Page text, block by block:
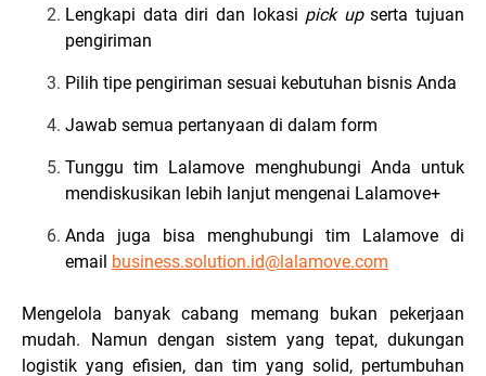
Lengkapi data diri dan lokasi pick upserta tujuan
pengiriman
Pilih tipe pengiriman sesuai kebutuhan bisnis Anda
Jawab semua pertanyaan di dalam form
Tunggu tim Lalamove menghubungi Anda untuk
mendiskusikan lebih lanjut mengenai Lalamove+
Anda juga bisa menghubungi tim Lalamove di
email business.solution.id@lalamove.com
Mengelola banyak cabang memang bukan pekerjaan
mudah. Namun dengan sistem yang tepat, dukungan
logistik yang efisien, dan tim yang solid, pertumbuhan